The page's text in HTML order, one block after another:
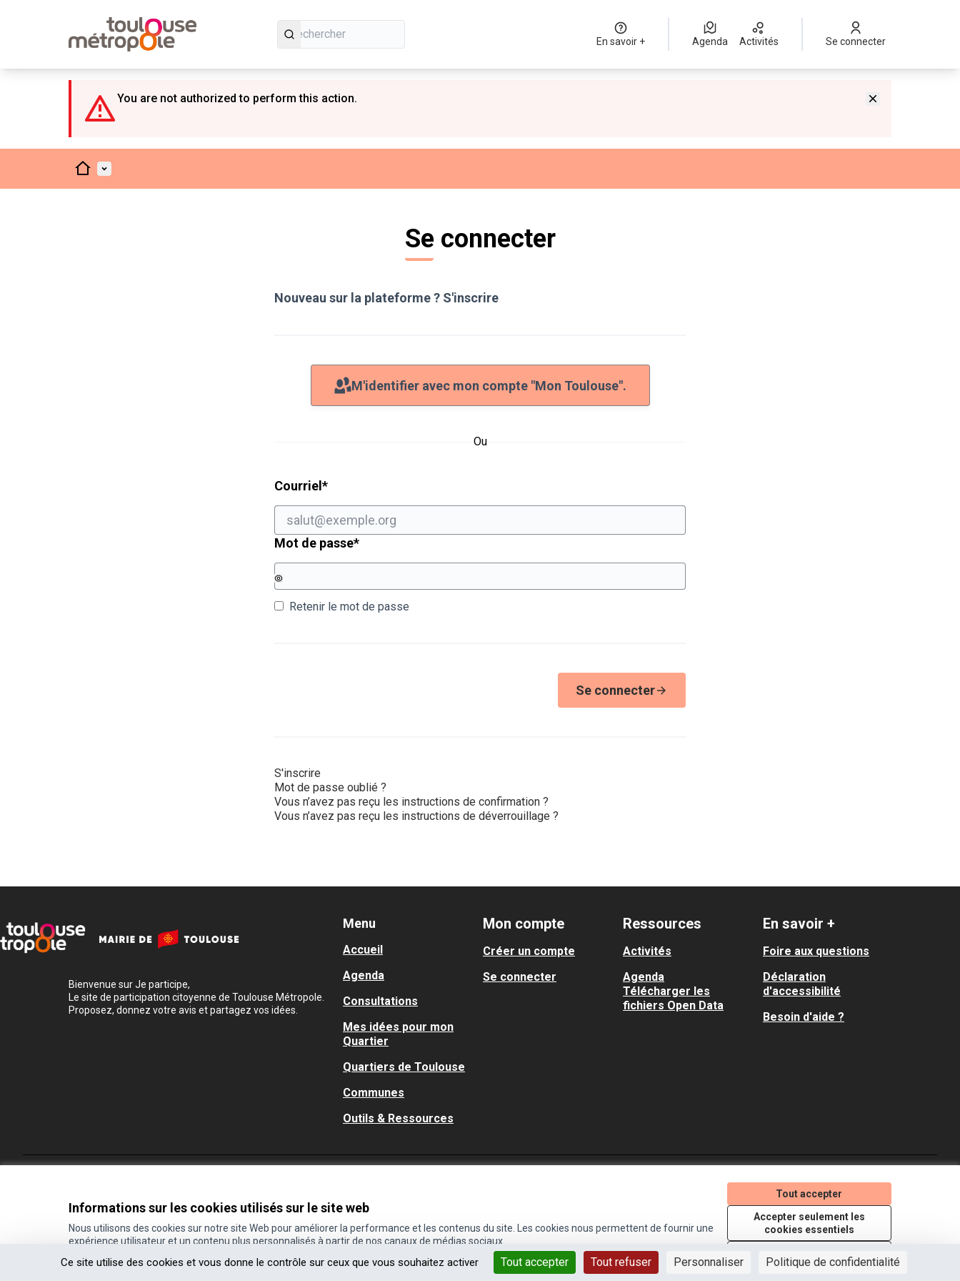
Ce site utilise des cookies et vous donne le contrôle sur ceux que vous souhaitez activer Tout accepter Tout refuser Personnaliser Politique de confidentialité
Informations sur les cookies utilisés sur le site web
Nous utilisons des cookies sur notre site Web pour améliorer la performance et les contenus du site. Les cookies nous permettent de fournir une
expérience utilisateur et un contenu plus personnalisés à partir de nos canaux de médias sociaux.
Tout accepter
Accepter seulement les
cookies essentiels
En savoir + Agenda Activités Se connecter
You are not authorized to perform this action.
AccueilMenu principal
Se connecter
Nouveau sur la plateforme ? S'inscrire
M'identifier avec mon compte "Mon Toulouse".
Ou
Courriel *Champ obligatoire
Mot de passe*Champ obligatoire
Retenir le mot de passe
Se connecter
S'inscrire
Mot de passe oublié ?
Vous n’avez pas reçu les instructions de confirmation ?
Vous n’avez pas reçu les instructions de déverrouillage ?
Bienvenue sur Je participe,
Le site de participation citoyenne de Toulouse Métropole.
Proposez, donnez votre avis et partagez vos idées.
Menu
Accueil
Agenda
Consultations
Mes idées pour mon
Quartier
Quartiers de Toulouse
Communes
Outils & Ressources
Mon compte
Créer un compte
Se connecter
Ressources
Activités
Agenda
Télécharger les
fichiers Open Data
En savoir +
Foire aux questions
Déclaration
d'accessibilité
Besoin d'aide ?
(Lien externe)
(Lien externe)
(Lien externe)
(Lien externe)
Site réalisé grâce aulogiciel libre Decidim
(Lien externe)
.
Licence Creative
(Lien externe)